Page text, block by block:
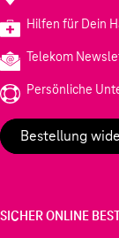
Hilfen für Dein
Telekom
Persönliche
Bestellung
SICHER ONLINE